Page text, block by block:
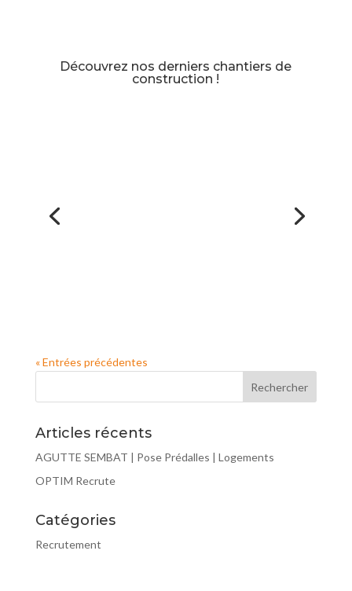
Découvrez nos derniers chantiers de
construction !
« Entrées précédentes
Articles récents
AGUTTE SEMBAT | Pose Prédalles | Logements
OPTIM Recrute
Catégories
Recrutement